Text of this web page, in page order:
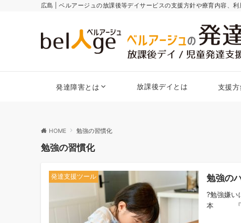
広島 | ベルアージュの放課後等デイサービスの支援方針や療育内容、利
発達障害とは 放課後デイとは 支援
HOME 勉強の習慣化
勉強の習慣化
発達支援ツール 勉強の
?勉強嫌い
本 『